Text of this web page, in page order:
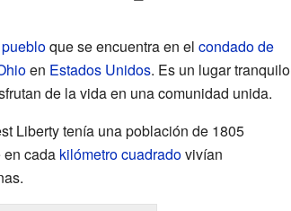
puebloque se encuentra en el condado de
en Estados Unidos. Es un lugar tranquilo
de la vida en una comunidad unida.
Liberty tenía una población de 1805
en cada kilómetro cuadradovivían